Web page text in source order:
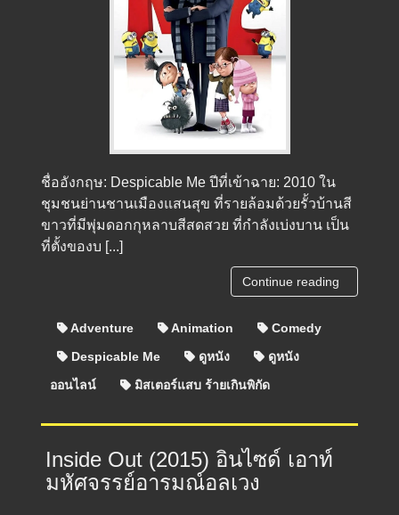
ชื่ออังกฤษ: Despicable Me ปีที่เข้าฉาย: 2010 ใน
ชุมชนย่านชานเมืองแสนสุข ที่รายล้อมด้วยรั้วบ้านสี
ขาวที่มีพุ่มดอกกุหลาบสีสดสวย ที่กำลังเบ่งบาน เป็น
ที่ตั้งของบ [...]
Continue reading
Adventure Animation
Comedy
Despicable Me
ดูหนัง
ดูหนัง
ออนไลน์
มิสเตอร์แสบ ร้ายเกินพิกัด
Inside Out (2015) อินไซด์ เอาท์
มหัศจรรย์อารมณ์อลเวง